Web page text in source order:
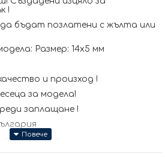
!
бъдат позлатени с жълта или
Размер: 14x5 мм
и произход !
за модела!
заплащане !
е с теб